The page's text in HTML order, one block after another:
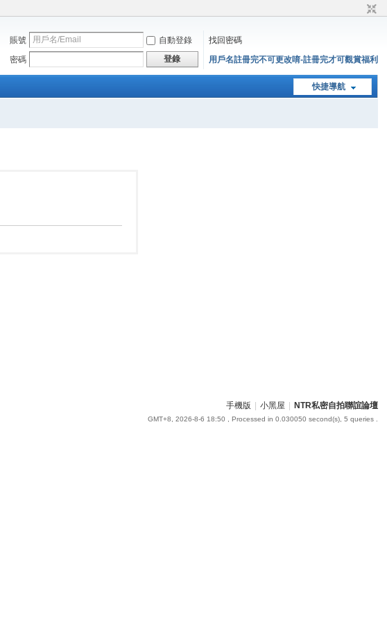
賬號 自動登錄
找回密碼
密碼
登錄 用戶名註冊完不可更改唷-註冊完才可觀賞福利
快捷導航
手機版 小黑屋 NTR私密自拍聯誼論壇
GMT+8, 2026-8-6 18:50 , Processed in 0.030050 second(s), 5 queries .